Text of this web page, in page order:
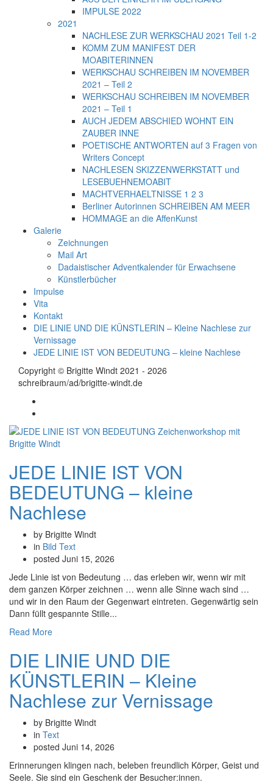
IMPULSE 2022
2021
NACHLESE ZUR WERKSCHAU 2021 Teil 1-2
KOMM ZUM MANIFEST DER
MOABITERINNEN
WERKSCHAU SCHREIBEN IM NOVEMBER
2021 – Teil 2
WERKSCHAU SCHREIBEN IM NOVEMBER
2021 – Teil 1
AUCH JEDEM ABSCHIED WOHNT EIN
ZAUBER INNE
POETISCHE ANTWORTEN auf 3 Fragen von
Writers Concept
NACHLESEN SKIZZENWERKSTATT und
LESEBUEHNEMOABIT
MACHTVERHAELTNISSE 1 2 3
Berliner Autorinnen SCHREIBEN AM MEER
HOMMAGE an die AffenKunst
Galerie
Zeichnungen
Mail Art
Dadaistischer Adventkalender für Erwachsene
Künstlerbücher
Impulse
Vita
Kontakt
DIE LINIE UND DIE KÜNSTLERIN – Kleine Nachlese zur
Vernissage
JEDE LINIE IST VON BEDEUTUNG – kleine Nachlese
Copyright © Brigitte Windt 2021 - 2026
schreibraum/ad/brigitte-windt.de
JEDE LINIE IST VON
BEDEUTUNG – kleine
Nachlese
by Brigitte Windt
in Bild Text
posted Juni 15, 2026
Jede Linie ist von Bedeutung … das erleben wir, wenn wir mit
dem ganzen Körper zeichnen … wenn alle Sinne wach sind …
und wir in den Raum der Gegenwart eintreten. Gegenwärtig sein
Dann füllt gespannte Stille...
Read More
DIE LINIE UND DIE
KÜNSTLERIN – Kleine
Nachlese zur Vernissage
by Brigitte Windt
in Text
posted Juni 14, 2026
Erinnerungen klingen nach, beleben freundlich Körper, Geist und
Seele. Sie sind ein Geschenk der Besucher:innen.